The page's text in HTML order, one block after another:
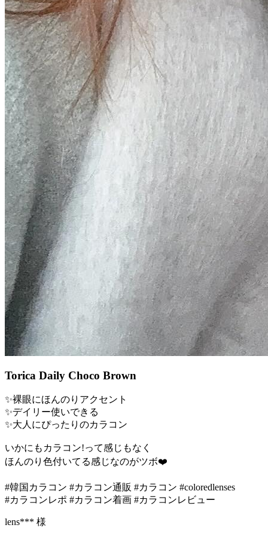
Torica Daily Choco Brown
✨‪‪裸眼にほんのりアクセント
✨‪‪デイリー使いできる
✨‪‪大人にぴったりのカラコン
いかにもカラコン!って感じもなく
ほんのり色付いてる感じなのがツボ❤️
#韓国カラコン #カラコン通販 #カラコン #coloredlenses
#カラコンレポ #カラコン着画 #カラコンレビュー
lens*** 様